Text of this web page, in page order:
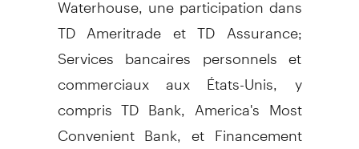
TD Ameritrade et TD Assurance;
Services bancaires personnels et
commerciaux aux États-Unis, y
compris TD Bank, America's Most
Convenient Bank, et Financement